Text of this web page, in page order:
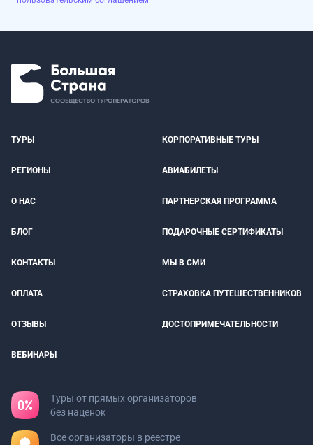
ТУРЫ КОРПОРАТИВНЫЕ ТУРЫ
РЕГИОНЫ АВИАБИЛЕТЫ
О НАС ПАРТНЕРСКАЯ ПРОГРАММА
БЛОГ ПОДАРОЧНЫЕ СЕРТИФИКАТЫ
КОНТАКТЫ МЫ В СМИ
ОПЛАТА СТРАХОВКА ПУТЕШЕСТВЕННИКОВ
ОТЗЫВЫ ДОСТОПРИМЕЧАТЕЛЬНОСТИ
ВЕБИНАРЫ
Туры от прямых организаторов
без наценок
Все организаторы в реестре